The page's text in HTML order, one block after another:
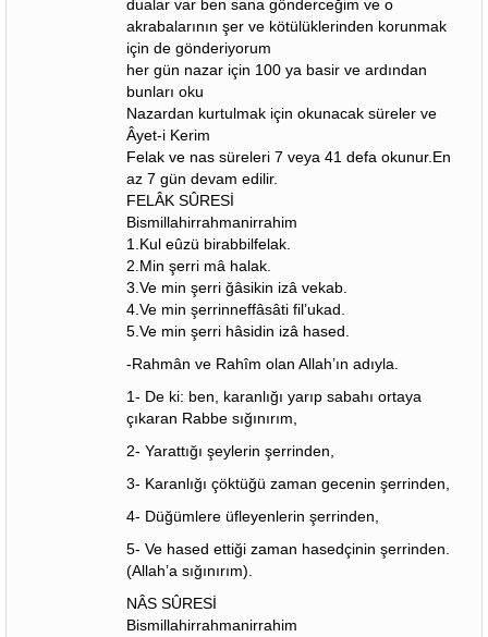
dualar var ben sana gönderceğim ve o
akrabalarının şer ve kötülüklerinden korunmak
için de gönderiyorum
her gün nazar için 100 ya basir ve ardından
bunları oku
Nazardan kurtulmak için okunacak süreler ve
Âyet-i Kerim
Felak ve nas süreleri 7 veya 41 defa okunur.En
az 7 gün devam edilir.
FELÂK SÛRESİ
Bismillahirrahmanirrahim
1.Kul eûzü birabbilfelak.
2.Min şerri mâ halak.
3.Ve min şerri ğâsikin izâ vekab.
4.Ve min şerrinneffâsâti fil’ukad.
5.Ve min şerri hâsidin izâ hased.
-Rahmân ve Rahîm olan Allah’ın adıyla.
1- De ki: ben, karanlığı yarıp sabahı ortaya
çıkaran Rabbe sığınırım,
2- Yarattığı şeylerin şerrinden,
3- Karanlığı çöktüğü zaman gecenin şerrinden,
4- Düğümlere üfleyenlerin şerrinden,
5- Ve hased ettiği zaman hasedçinin şerrinden.
(Allah’a sığınırım).
NÂS SÛRESİ
Bismillahirrahmanirrahim